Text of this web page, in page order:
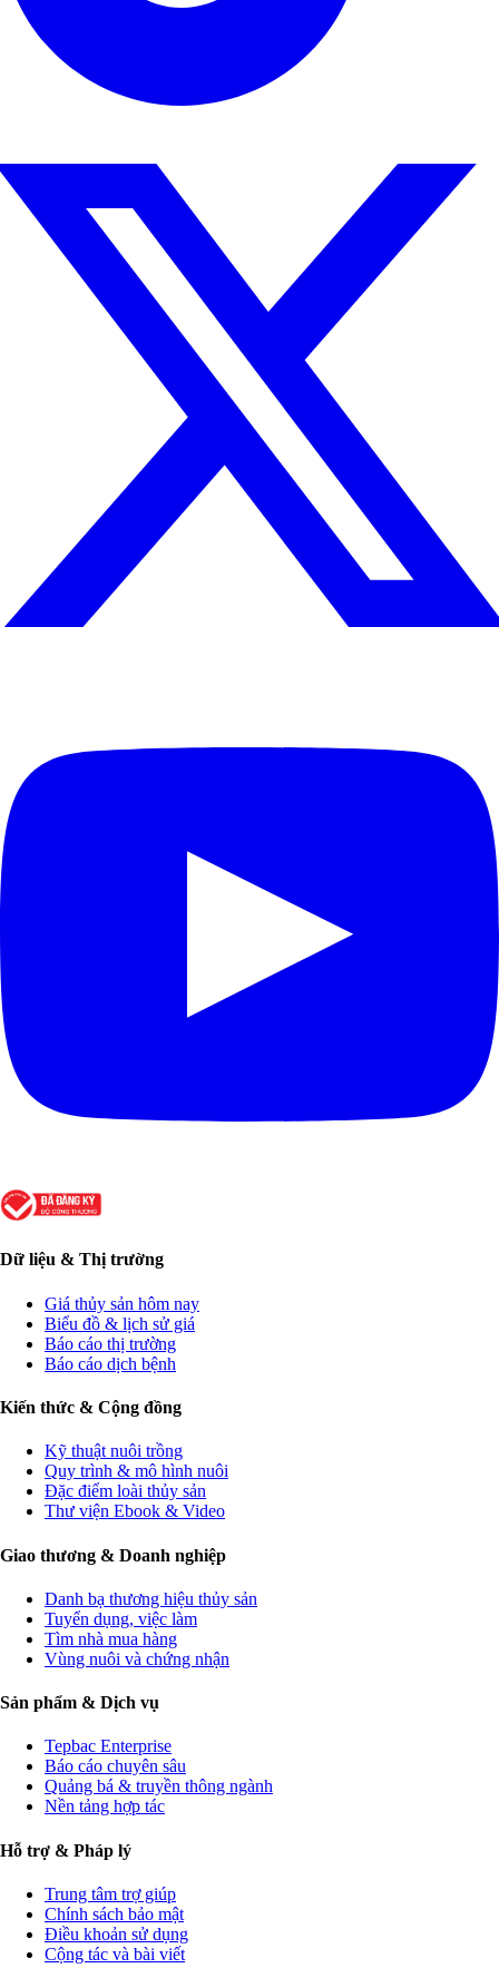
Dữ liệu & Thị trường
Giá thủy sản hôm nay
Biểu đồ & lịch sử giá
Báo cáo thị trường
Báo cáo dịch bệnh
Kiến thức & Cộng đồng
Kỹ thuật nuôi trồng
Quy trình & mô hình nuôi
Đặc điểm loài thủy sản
Thư viện Ebook & Video
Giao thương & Doanh nghiệp
Danh bạ thương hiệu thủy sản
Tuyển dụng, việc làm
Tìm nhà mua hàng
Vùng nuôi và chứng nhận
Sản phẩm & Dịch vụ
Tepbac Enterprise
Báo cáo chuyên sâu
Quảng bá & truyền thông ngành
Nền tảng hợp tác
Hỗ trợ & Pháp lý
Trung tâm trợ giúp
Chính sách bảo mật
Điều khoản sử dụng
Cộng tác và bài viết